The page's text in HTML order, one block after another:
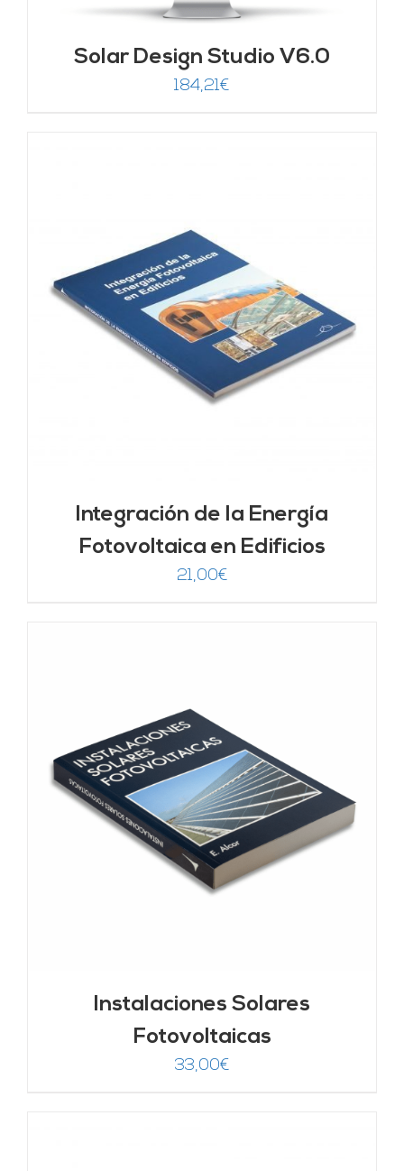
Solar Design Studio V6.0
184,21€
Integración de la Energía
Fotovoltaica en Edificios
21,00€
Instalaciones Solares
Fotovoltaicas
33,00€